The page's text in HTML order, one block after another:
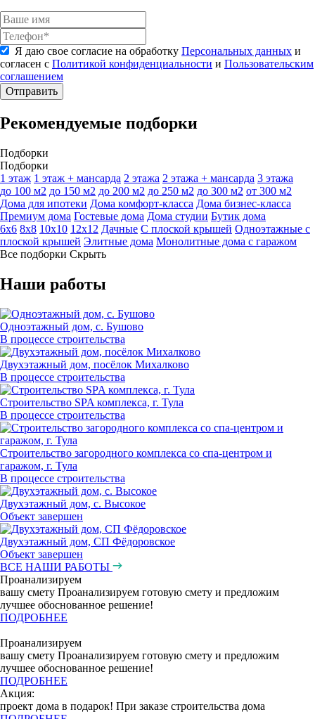
Я даю свое согласие на обработку Персональных данных и
согласен с Политикой конфиденциальности и Пользовательским
соглашением
Отправить
Рекомендуемые подборки
Подборки
Подборки
1 этаж 1 этаж + мансарда 2 этажа 2 этажа + мансарда 3 этажа
до 100 м2 до 150 м2 до 200 м2 до 250 м2 до 300 м2 от 300 м2
Дома для ипотеки Дома комфорт-класса Дома бизнес-класса
Премиум дома Гостевые дома Дома студии Бутик дома
6х6 8х8 10х10 12х12 Дачные С плоской крышей Одноэтажные с
плоской крышей Элитные дома Монолитные дома с гаражом
Все подборки Скрыть
Наши работы
Одноэтажный дом, с. Бушово
В процессе строительства
Двухэтажный дом, посёлок Михалково
В процессе строительства
Строительство SPA комплекса, г. Тула
В процессе строительства
Строительство загородного комплекса со спа-центром и
гаражом, г. Тула
В процессе строительства
Двухэтажный дом, с. Высокое
Объект завершен
Двухэтажный дом, СП Фёдоровское
Объект завершен
ВСЕ НАШИ РАБОТЫ
Проанализируем
вашу смету Проанализируем готовую смету и предложим
лучшее обоснованное решение!
ПОДРОБНЕЕ
Проанализируем
вашу смету Проанализируем готовую смету и предложим
лучшее обоснованное решение!
ПОДРОБНЕЕ
Акция:
проект дома в подарок! При заказе строительства дома